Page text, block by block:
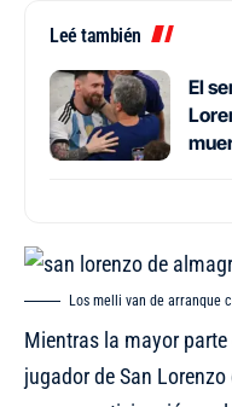
Leé también
El
Los melli van de arranque
Mientras la mayor
jugador de San